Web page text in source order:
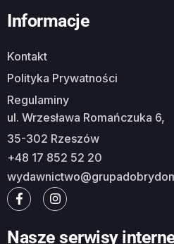
Informacje
Kontakt
Polityka Prywatności
Regulaminy
ul. Wrzesława Romańczuka 6,
35-302 Rzeszów
+48 17 852 52 20
Nasze serwisy